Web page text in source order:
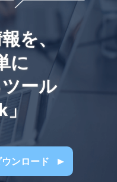
を、
に
ール
ンロード